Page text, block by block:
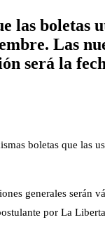
boletas
Las
será la
boletas que las
generales
por La